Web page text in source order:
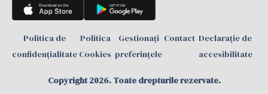
Politica de
confidențialitate
Politica
Cookies
Gestionați
preferințele
Contact Declarație de
accesibilitate
Copyright 2026. Toate drepturile rezervate.